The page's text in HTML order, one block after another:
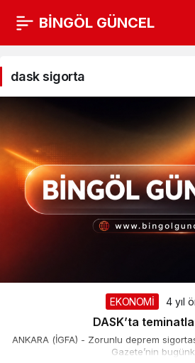
BİNGÖL GÜNCEL
dask
sigorta
Haberleri
dask sigorta
EKONOMİ 4 yıl
DASK’ta
ANKARA (İGFA) - Zorunlu deprem
Gazete’nin